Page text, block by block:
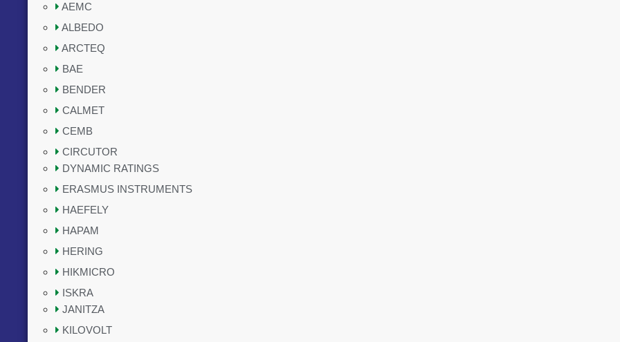
AEMC
ALBEDO
ARCTEQ
BAE
BENDER
CALMET
CEMB
CIRCUTOR
DYNAMIC RATINGS
ERASMUS INSTRUMENTS
HAEFELY
HAPAM
HERING
HIKMICRO
ISKRA
JANITZA
KILOVOLT